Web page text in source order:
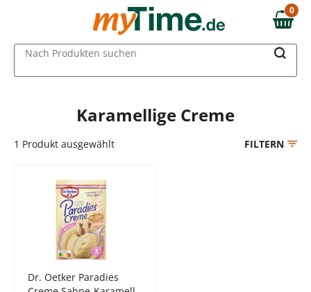
Zum Hauptinhalt springen
Zur Navigation springen
Zur Suche springen
0,00 €
0
Nach Produkten suchen
Karamellige Creme
1 Produkt ausgewählt FILTERN
Dr. Oetker Paradies